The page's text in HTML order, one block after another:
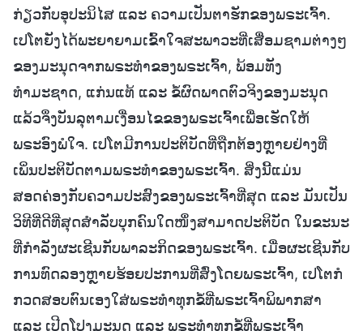
ກ່ຽວກັບອຸປະນິໄສ ແລະ ຄວາມເປັນຕາຮັກຂອງພຣະເຈົ້າ.
ເປໂຕຍັງໄດ້ພະຍາຍາມເຂົ້າໃຈສະພາວະທີ່ເສື່ອມຊາມຕ່າງໆ
ຂອງມະນຸດຈາກພຣະທຳຂອງພຣະເຈົ້າ, ພ້ອມທັງ
ທຳມະຊາດ, ແກ່ນແທ້ ແລະ ຂໍ້ຜົດພາດຕົວຈິງຂອງມະນຸດ
ແລ້ວຈຶ່ງບັນລຸຕາມເງື່ອນໄຂຂອງພຣະເຈົ້າເພື່ອເຮັດໃຫ້
ພຣະອົງພໍໃຈ. ເປໂຕມີການປະຕິບັດທີ່ຖືກຕ້ອງຫຼາຍຢ່າງທີ່
ເພິ່ນປະຕິບັດຕາມພຣະທຳຂອງພຣະເຈົ້າ. ສິ່ງນີ້ແມ່ນ
ສອດຄ່ອງກັບຄວາມປະສົງຂອງພຣະເຈົ້າທີ່ສຸດ ແລະ ມັນເປັນ
ວິທີທີ່ດີທີ່ສຸດສໍາລັບບຸກຄົນໃດໜຶ່ງສາມາດປະຕິບັດ ໃນຂະນະ
ທີ່ກຳລັງຜະເຊີນກັບພາລະກິດຂອງພຣະເຈົ້າ. ເມື່ອຜະເຊີນກັບ
ການທົດລອງຫຼາຍຮ້ອຍປະການທີ່ສົ່ງໂດຍພຣະເຈົ້າ, ເປໂຕກໍ
ກວດສອບຕົນເອງໃສ່ພຣະທຳທຸກຂໍ້ທີ່ພຣະເຈົ້າພິພາກສາ
ແລະ ເປີດໂປງມະນຸດ ແລະ ພຣະທຳທຸກຂໍ້ທີ່ພຣະເຈົ້າ